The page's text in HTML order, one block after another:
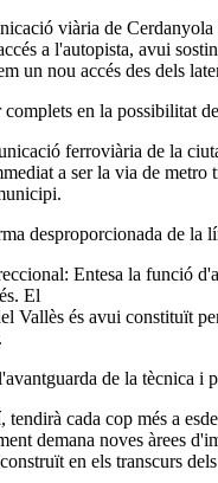
viària de Cerdanyola
a l'autopista, avui
un nou accés des dels
complets en la possibilitat
ferroviària de la
a ser la via de
desproporcionada de la
Entesa la funció
El
Vallès és avui constituït
de la tècnica i
cada cop més a
demana noves àrees
en els transcurs